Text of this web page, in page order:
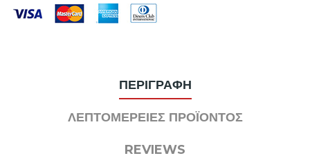
ΠΕΡΙΓΡΑΦΉ
ΛΕΠΤΟΜΈΡΕΙΕΣ ΠΡΟΪΌΝΤΟΣ
REVIEWS